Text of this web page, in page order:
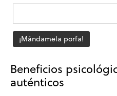
Beneficios
auténticos